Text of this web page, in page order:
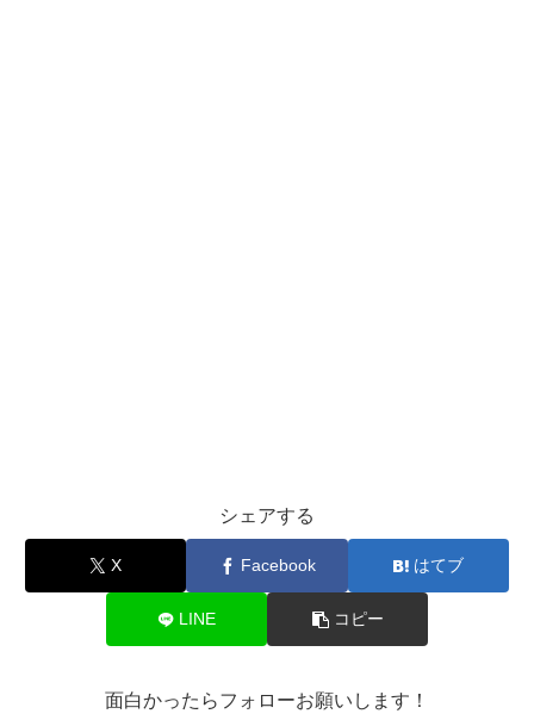
シェアする
X Facebook はてブ
LINE コピー
面白かったらフォローお願いします！